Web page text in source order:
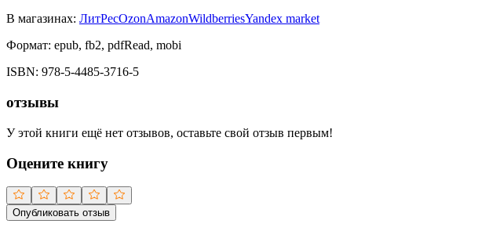
В магазинах: ЛитРесOzonAmazonWildberriesYandex market
Формат: epub, fb2, pdfRead, mobi
ISBN: 978-5-4485-3716-5
отзывы
У этой книги ещё нет отзывов, оставьте свой отзыв первым!
Оцените книгу
Опубликовать отзыв